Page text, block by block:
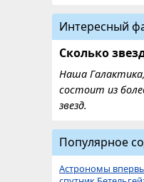
Интересный
Сколько
Наша
состоит из
звезд.
Популярное
Астрономы